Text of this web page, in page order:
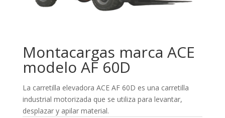
Montacargas marca ACE
modelo AF 60D
La carretilla elevadora ACE AF 60D es una carretilla
industrial motorizada que se utiliza para levantar,
desplazar y apilar material.